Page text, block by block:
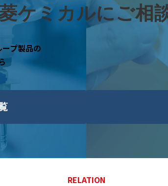
ケミカルにご相
プ製品の
RELATION